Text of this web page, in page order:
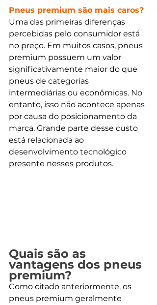
Pneus premium são mais caros?
Uma das primeiras diferenças
percebidas pelo consumidor está
no preço. Em muitos casos, pneus
premium possuem um valor
significativamente maior do que
pneus de categorias
intermediárias ou econômicas. No
entanto, isso não acontece apenas
por causa do posicionamento da
marca. Grande parte desse custo
está relacionada ao
desenvolvimento tecnológico
presente nesses produtos.
Quais são as
vantagens dos pneus
premium?
Como citado anteriormente, os
pneus premium geralmente